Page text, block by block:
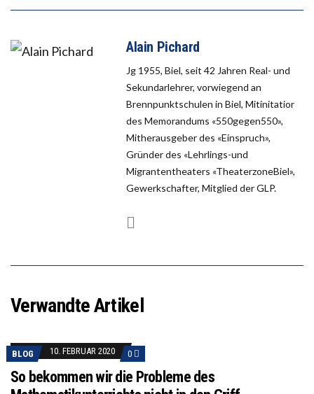
Alain Pichard
Jg 1955, Biel, seit 42 Jahren Real- und
Sekundarlehrer, vorwiegend an
Brennpunktschulen in Biel, Mitinitatior
des Memorandums «550gegen550»,
Mitherausgeber des «Einspruch»,
Gründer des «Lehrlings-und
Migrantentheaters «TheaterzoneBiel»,
Gewerkschafter, Mitglied der GLP.
Verwandte Artikel
BLOG 10. FEBRUAR 2020 0
So bekommen wir die Probleme des